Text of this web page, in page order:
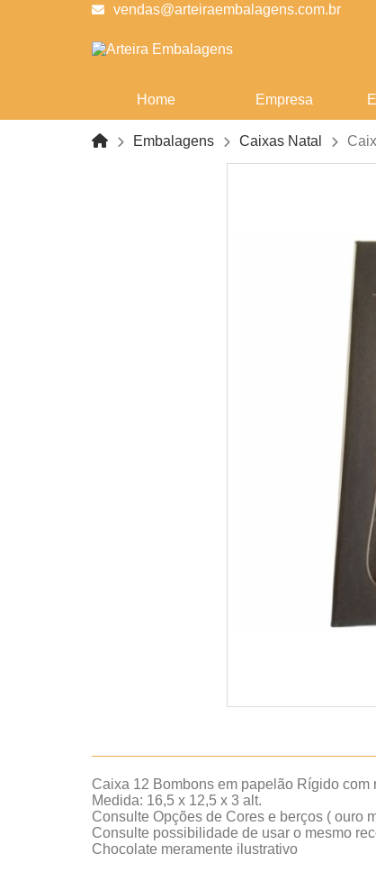
vendas@arteiraembalagens.com.br
Home Empresa
Embalagens Caixas Natal
Caixa 12 Bombons em papelão Rígido com
Medida: 16,5 x 12,5 x 3 alt.
Consulte Opções de Cores e berços ( ouro
Consulte possibilidade de usar o mesmo
Chocolate meramente ilustrativo